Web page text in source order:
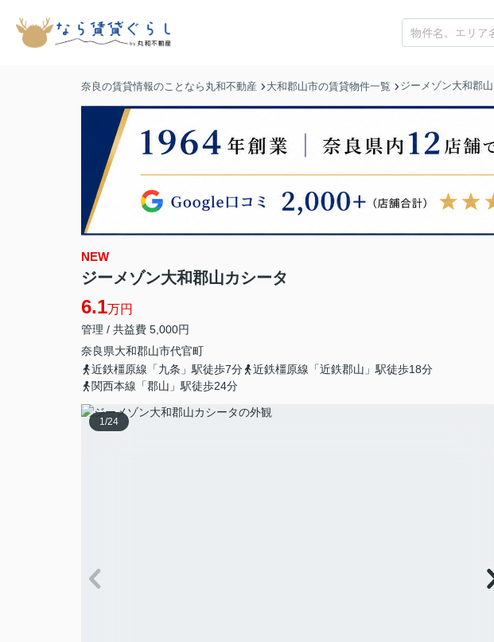
奈良の賃貸情報のことなら丸和不動産 大和郡山市の賃貸物件一覧 ジーメゾン大和郡
NEW
ジーメゾン大和郡山カシータ
6.1万円
管理 / 共益費 5,000円
奈良県大和郡山市代官町
近鉄橿原線「九条」駅徒歩7分
近鉄橿原線「近鉄郡山」駅徒歩18分
関西本線「郡山」駅徒歩24分
1 /24